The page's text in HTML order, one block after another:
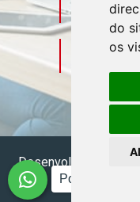
do
os
Posso te
Desenvolvido por